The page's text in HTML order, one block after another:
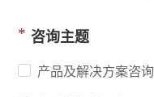
* 咨询主题
产品及解决方案咨询